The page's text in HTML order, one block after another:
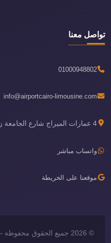
تواصل معنا
01000948802
info@airportcairo-limousine.com
4 عمارات الميراج شارع الجامعة زهراء مدينة نصر القاهرة مصر
واتساب مباشر
موقعنا على الخريطة
© 2026 جميع الحقوق محفوظة —